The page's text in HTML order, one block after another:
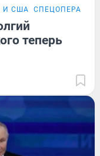
И США
теперь